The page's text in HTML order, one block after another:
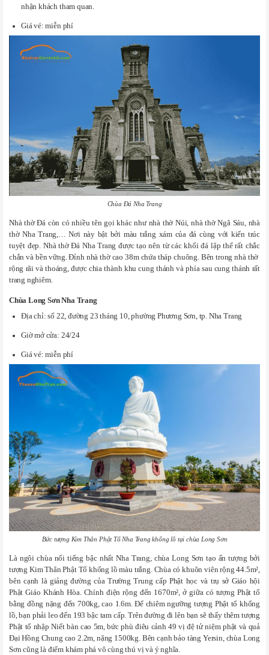
nhận khách tham quan.
Giá vé: miễn phí
Chùa Đá Nha Trang
Nhà thờ Đá còn có nhiều tên gọi khác như nhà thờ Núi, nhà thờ Ngã Sáu, nhà
thờ Nha Trang,… Nơi này bật bởi màu trắng xám của đá cùng với kiến trúc
tuyệt đẹp. Nhà thờ Đá Nha Trang được tạo nên từ các khối đá lập thể rất chắc
chắn và bền vững. Đỉnh nhà thờ cao 38m chứa tháp chuông. Bên trong nhà thờ
rộng rãi và thoáng, được chia thành khu cung thánh và phía sau cung thánh rất
trang nghiêm.
Chùa Long Sơn Nha Trang
Địa chỉ: số 22, đường 23 tháng 10, phường Phương Sơn, tp. Nha Trang
Giờ mở cửa: 24/24
Giá vé: miễn phí
Bức tượng Kim Thân Phật Tổ Nha Trang khổng lồ tại chùa Long Sơn
Là ngôi chùa nổi tiếng bậc nhất Nha Trang, chùa Long Sơn tạo ấn tượng bởi
tượng Kim Thân Phật Tổ khổng lồ màu trắng. Chùa có khuôn viên rộng 44.5m²,
bên cạnh là giảng đường của Trường Trung cấp Phật học và trụ sở Giáo hội
Phật Giáo Khánh Hòa. Chính điện rộng đến 1670m², ở giữa có tượng Phật tổ
bằng đồng nặng đến 700kg, cao 1.6m. Để chiêm ngưỡng tượng Phật tổ khổng
lồ, bạn phải leo đến 193 bậc tam cấp. Trên đường đi lên bạn sẽ thấy thêm tượng
Phật tổ nhập Niết bàn cao 5m, bức phù điêu cảnh 49 vị đệ tử niệm phật và quả
Đại Hồng Chung cao 2.2m, nặng 1500kg. Bên cạnh bảo tàng Yersin, chùa Long
Sơn cũng là điểm khám phá vô cùng thú vị và ý nghĩa.